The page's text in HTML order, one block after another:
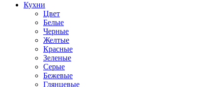
Кухни
Цвет
Белые
Черные
Желтые
Красные
Зеленые
Серые
Бежевые
Глянцевые